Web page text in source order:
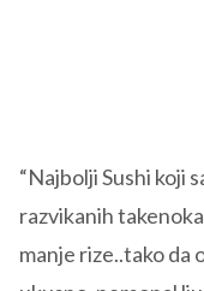
“Najbolji Sushi koji
razvikanih
manje rize..tako da